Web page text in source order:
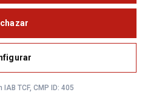
2019
TCF, CMP ID: 405
Legal